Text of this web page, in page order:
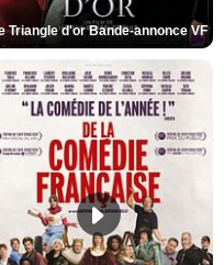
Triangle d'or Bande-annonce VF